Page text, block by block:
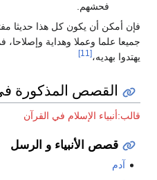
فحشهم.
فإن أمكن أن يكون كل هذا حديثا
جميعا علما وعملا وهداية وإصلاحا،
يهتدوا بهديه،[11]
القصص المذكورة
قالب:أنبياء الإسلام في القرآن
قصص الأنبياء و الرسل
آدم